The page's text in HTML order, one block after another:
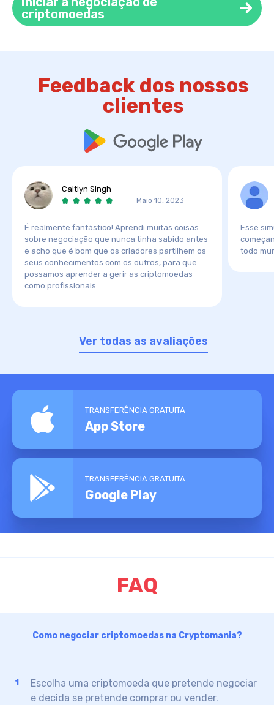
criptomoedas
Feedback dos nossos
clientes
Caitlyn Singh
Maio 10, 2023
É realmente fantástico! Aprendi muitas coisas
sobre negociação que nunca tinha sabido antes
e acho que é bom que os criadores partilhem os
seus conhecimentos com os outros, para que
possamos aprender a gerir as criptomoedas
como profissionais.
Esse
todo
Ver todas as avaliações
TRANSFERÊNCIA GRATUITA
App Store
TRANSFERÊNCIA GRATUITA
Google Play
FAQ
Como negociar criptomoedas na Cryptomania?
Escolha uma criptomoeda que pretende negociar
e decida se pretende comprar ou vender.